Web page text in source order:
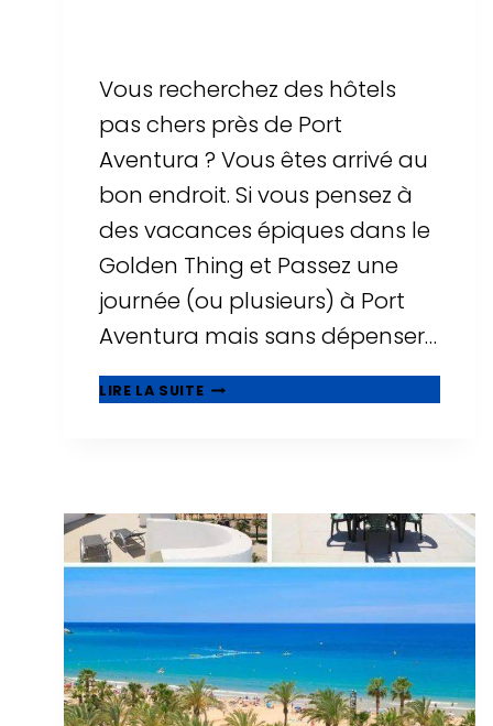
Vous recherchez des hôtels
pas chers près de Port
Aventura ? Vous êtes arrivé au
bon endroit. Si vous pensez à
des vacances épiques dans le
Golden Thing et Passez une
journée (ou plusieurs) à Port
Aventura mais sans dépenser…
LIRE LA SUITE🥇
MEILLEURS
DE
PORT
AVENTURA